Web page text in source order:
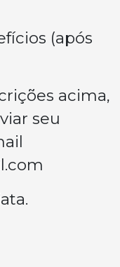
(após
acima,
seu